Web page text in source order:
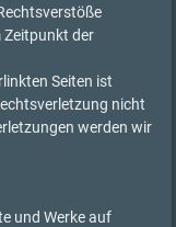
der
Seiten ist
nicht
werden wir
und Werke auf